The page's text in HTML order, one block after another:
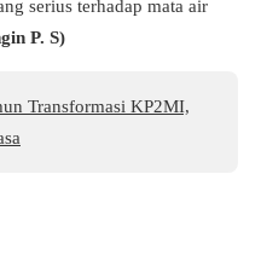
serius terhadap mata air
P. S)
Transformasi KP2MI,